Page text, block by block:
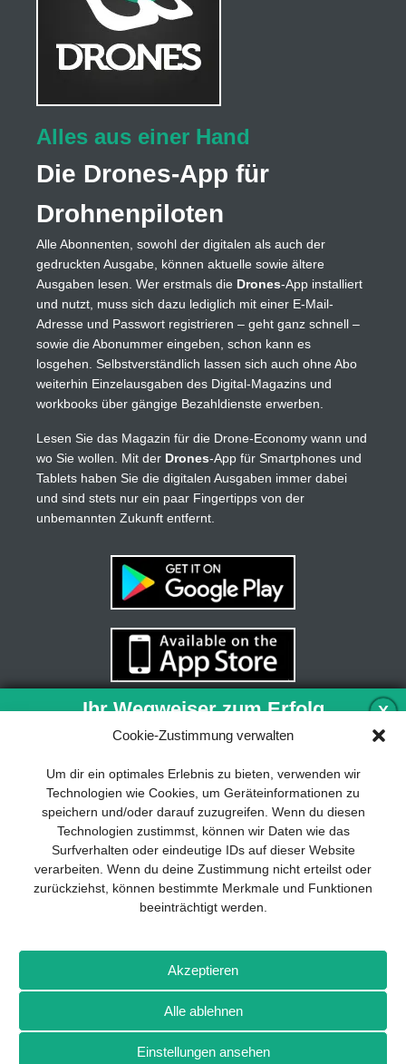
Cookie-Zustimmung verwalten
Um dir ein optimales Erlebnis zu bieten, verwenden wir
Technologien wie Cookies, um Geräteinformationen zu
speichern und/oder darauf zuzugreifen. Wenn du diesen
Technologien zustimmst, können wir Daten wie das
Surfverhalten oder eindeutige IDs auf dieser Website
verarbeiten. Wenn du deine Zustimmung nicht erteilst oder
zurückziehst, können bestimmte Merkmale und Funktionen
beeinträchtigt werden.
Akzeptieren
Alle ablehnen
Einstellungen ansehen
Alles aus einer Hand
Die Drones-App für
Drohnenpiloten
Alle Abonnenten, sowohl der digitalen als auch der
gedruckten Ausgabe, können aktuelle sowie ältere
Ausgaben lesen. Wer erstmals die Drones-App installiert
und nutzt, muss sich dazu lediglich mit einer E-Mail-
Adresse und Passwort registrieren – geht ganz schnell –
sowie die Abonummer eingeben, schon kann es
losgehen. Selbstverständlich lassen sich auch ohne Abo
weiterhin Einzelausgaben des Digital-Magazins und
workbooks über gängige Bezahldienste erwerben.
Lesen Sie das Magazin für die Drone-Economy wann und
wo Sie wollen. Mit der Drones-App für Smartphones und
Tablets haben Sie die digitalen Ausgaben immer dabei
und sind stets nur ein paar Fingertipps von der
unbemannten Zukunft entfernt.
Impressum Datenschutz Kontakt Drones+
Magazin-
Mediadaten
Weitere Magazine von Wellhausen & Marquardt Medien
X
Ihr Wegweiser zum Erfolg
nachhaltigen Geschäftsmodells sind für
jedes Unternehmen unverzichtbar. Das
Business Model Canvas hilft, sich dabei
auf das Wesentliche zu konzentrieren
und stets im Blick zu behalten, worauf es
wirklich ankommt.
Abonnieren Sie unseren kostenlosen
herunter: „Vom Produkt zum Business: